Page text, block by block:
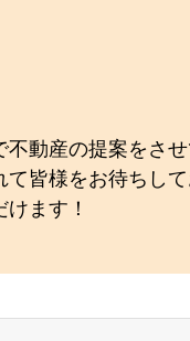
動産の提案をさせ
皆様をお待ちして
ます！